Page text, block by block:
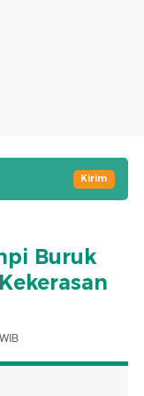
Kirim
Buruk